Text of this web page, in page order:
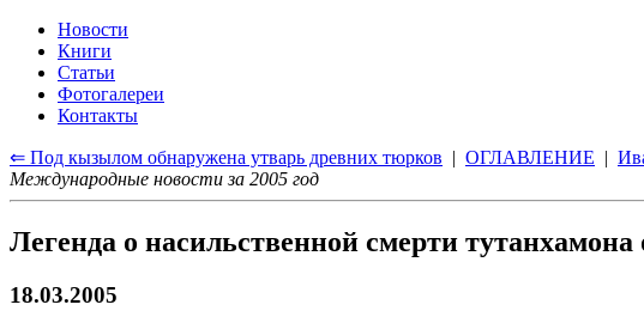
Новости
Книги
Статьи
Фотогалереи
Контакты
⇐ Под кызылом обнаружена утварь древних тюрков | ОГЛАВЛЕНИЕ |
Международные новости за 2005 год
Легенда о насильственной смерти тутанхамона
18.03.2005